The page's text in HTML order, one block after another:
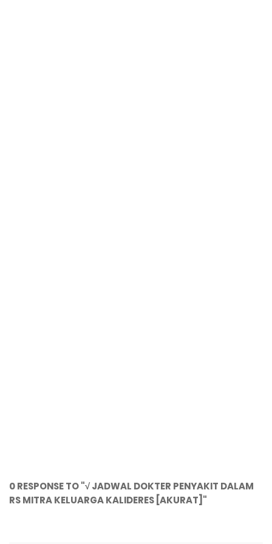
0 RESPONSE TO "√ JADWAL DOKTER PENYAKIT DALAM
RS MITRA KELUARGA KALIDERES [AKURAT]"